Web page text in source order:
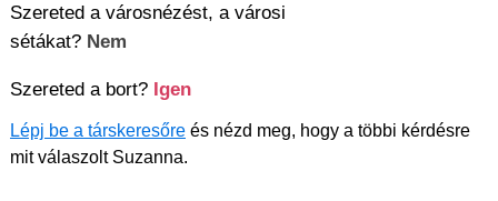
Szereted a városnézést, a városi
sétákat? Nem
Szereted a bort? Igen
Lépj be a társkeresőre és nézd meg, hogy a többi kérdésre
mit válaszolt Suzanna.